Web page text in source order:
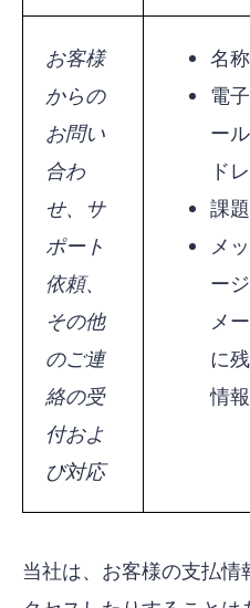
お客様
からの
お問い
合わ
せ、サ
ポート
依頼、
その他
のご連
絡の受
付およ
び対応
名称
電
ー
ド
課題
メ
ー
メ
に
情報
当社は、お客様の支払